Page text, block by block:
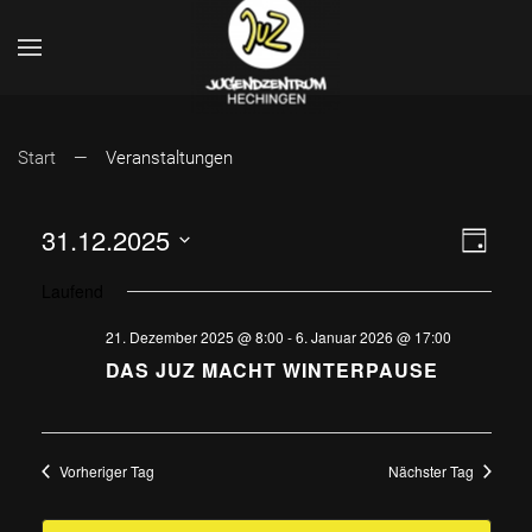
Start Veranstaltungen
Tag
31.12.2025
21. Dezember 2025 @ 8:00 -6. Januar 2026 @ 17:00
DAS JUZ MACHT WINTERPAUSE
Vorheriger Tag Nächster Tag